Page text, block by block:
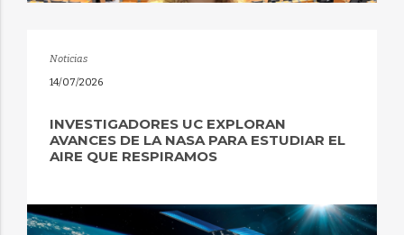
Noticias
14/07/2026
INVESTIGADORES UC EXPLORAN
AVANCES DE LA NASA PARA ESTUDIAR EL
AIRE QUE RESPIRAMOS